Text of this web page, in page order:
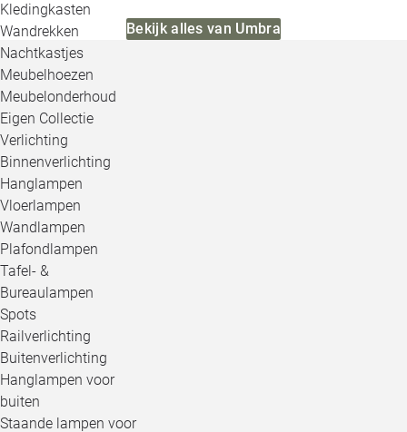
Kledingkasten
Wandrekken
Nachtkastjes
Meubelhoezen
Meubelonderhoud
Eigen Collectie
Verlichting
Binnenverlichting
Hanglampen
Vloerlampen
Wandlampen
Plafondlampen
Tafel- &
Bureaulampen
Spots
Railverlichting
Buitenverlichting
Hanglampen voor
buiten
Staande lampen voor
Bekijk alles van Umbra